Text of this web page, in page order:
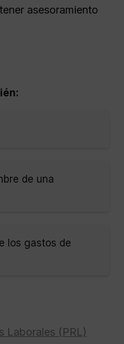
asesoramiento
de una
los gastos de
Laborales (PRL)